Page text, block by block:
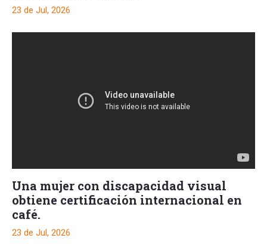
23 de Jul, 2026
Una mujer con discapacidad visual
obtiene certificación internacional en
café.
23 de Jul, 2026